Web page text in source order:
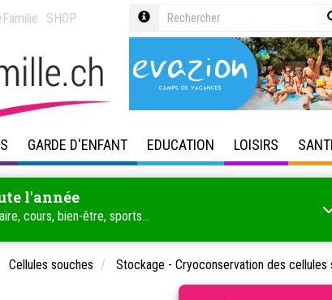
SHOP
GARDE D'ENFANT EDUCATION LOISIRS
l'année
cours, bien-être, sports...
Cellules souches Stockage - Cryoconservation des cellules